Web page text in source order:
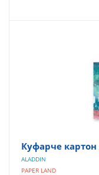
Куфарче
ALADDIN
PAPER LAND